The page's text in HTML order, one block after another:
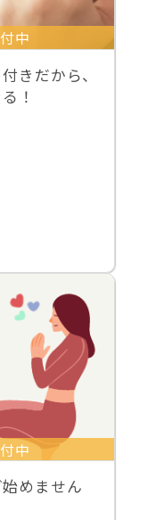
中
きだから、
！
中
めません